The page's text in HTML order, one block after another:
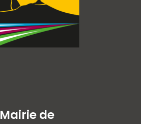
Mairie de